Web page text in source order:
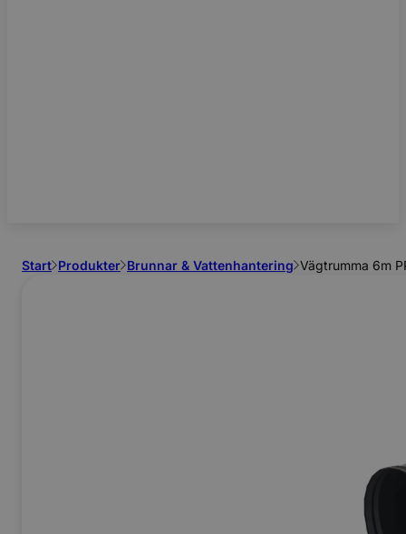
Start Produkter Brunnar & Vattenhantering Vägtrumma 6m